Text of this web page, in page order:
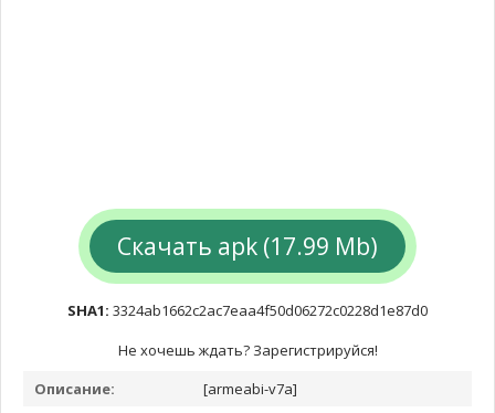
Скачать apk (17.99 Mb)
SHA1: 3324ab1662c2ac7eaa4f50d06272c0228d1e87d0
Не хочешь ждать? Зарегистрируйся!
Описание:
[armeabi-v7a]